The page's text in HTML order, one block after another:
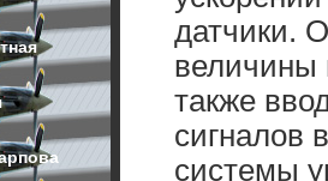
датчики.
величины
также
сигналов
системы